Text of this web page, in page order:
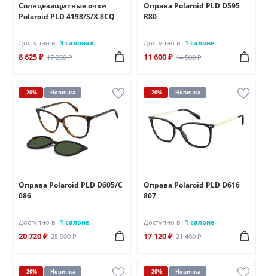
Солнцезащитные очки
Polaroid PLD 4198/S/X 8CQ
Доступно в 3 салонах
8 625 ₽ 17 250 ₽
Оправа Polaroid PLD D595
R80
Доступно в 1 салоне
11 600 ₽ 14 500 ₽
-20% Новинка
Оправа Polaroid PLD D605/C
086
Доступно в 1 салоне
20 720 ₽ 25 900 ₽
-20% Новинка
Оправа Polaroid PLD D616
807
Доступно в 1 салоне
17 120 ₽ 21 400 ₽
-20% Новинка -20% Новинка